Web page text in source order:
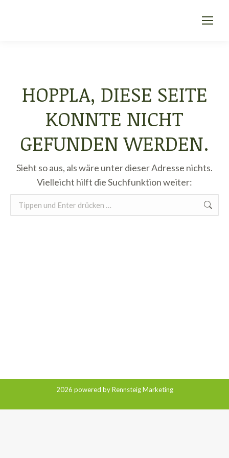
HOPPLA, DIESE SEITE
KONNTE NICHT
GEFUNDEN WERDEN.
Sieht so aus, als wäre unter dieser Adresse nichts.
Vielleicht hilft die Suchfunktion weiter:
Search:
2026 powered by Rennsteig Marketing